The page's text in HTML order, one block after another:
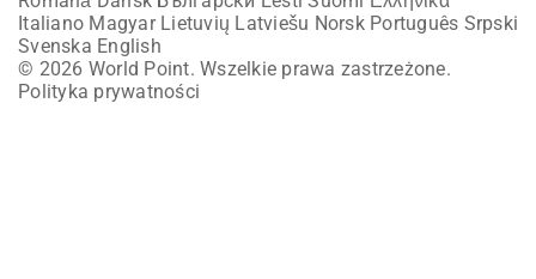
Italiano Magyar Lietuvių Latviešu Norsk Português Srpski
Svenska English
© 2026 World Point. Wszelkie prawa zastrzeżone.
Polityka prywatności